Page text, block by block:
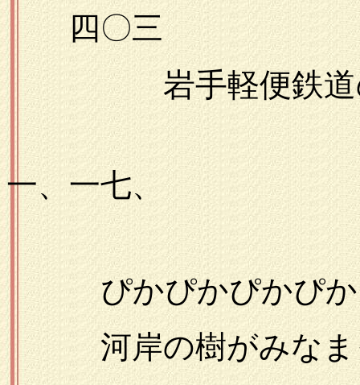
四〇三
岩手軽便鉄
一九
一、一七、
ぴかぴかぴかぴか田
河岸の樹がみなま